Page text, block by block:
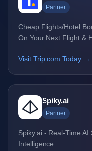
Partner
Cheap Flights/Hotel
On Your Next Flight &
Visit Trip.com Today →
Spiky.ai
Partner
Spiky.ai - Real-Time
Intelligence